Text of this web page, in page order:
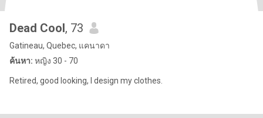
Dead Cool, 73
Gatineau, Quebec, แคนาดา
ค้นหา: หญิง 30 - 70
Retired, good looking, I design my clothes.